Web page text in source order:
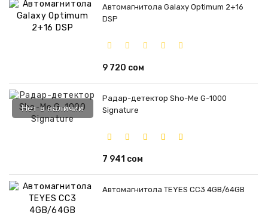
Автомагнитола Galaxy Optimum 2+16
DSP
9 720 сом
Нет в наличии
Радар-детектор Sho-Me G-1000
Signature
7 941 сом
Автомагнитола TEYES CC3 4GB/64GB